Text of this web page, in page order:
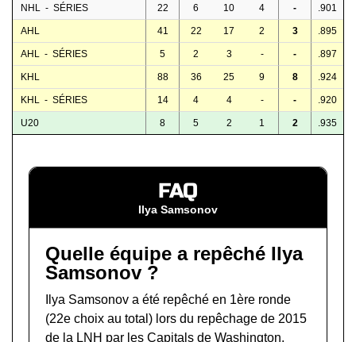
NHL - SÉRIES 22 6 10 4 - .901
AHL 41 22 17 2 3 .895
AHL - SÉRIES 5 2 3 - - .897
KHL 88 36 25 9 8 .924
KHL - SÉRIES 14 4 4 - - .920
U20 8 5 2 1 2 .935
FAQ
Ilya Samsonov
Quelle équipe a repêché Ilya
Samsonov ?
Ilya Samsonov a été repêché en 1ère ronde
(22e choix au total) lors du repêchage de 2015
de la LNH par les Capitals de Washington.